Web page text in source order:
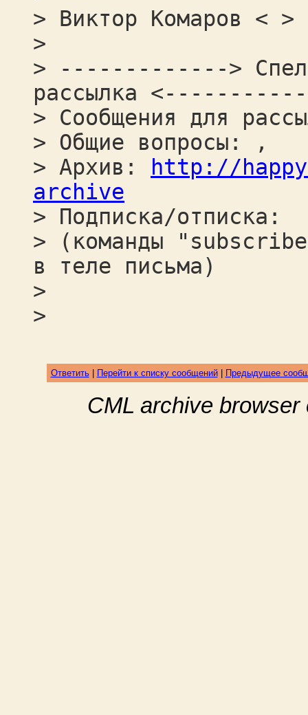
> Виктор Комаров < >
>
> ------------->
рассылка
> Сообщения для
> Общие вопросы: ,
> Архив:
http://
archive
> Подписка/отписка:
> (команды
в теле письма)
>
>
Ответить| Перейти к списку сообщений| Предыдущее
CML archive